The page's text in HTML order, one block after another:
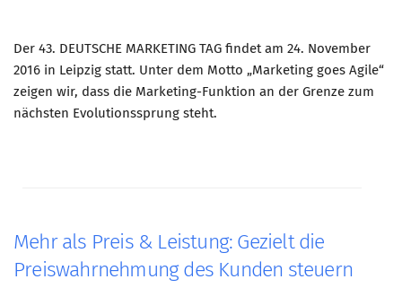
Der 43. DEUTSCHE MARKETING TAG findet am 24. November
2016 in Leipzig statt. Unter dem Motto „Marketing goes Agile“
zeigen wir, dass die Marketing-Funktion an der Grenze zum
nächsten Evolutionssprung steht.
Mehr als Preis & Leistung: Gezielt die
Preiswahrnehmung des Kunden steuern